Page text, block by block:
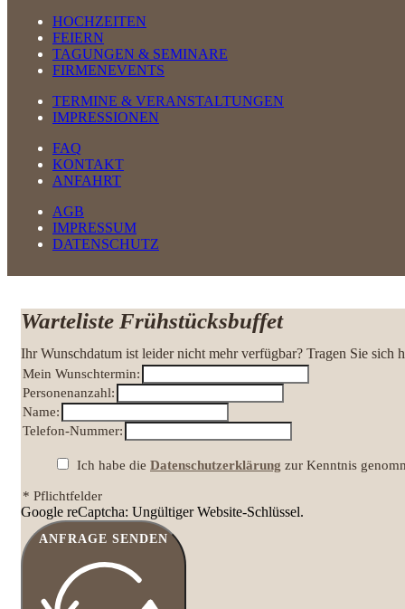
HOCHZEITEN
FEIERN
TAGUNGEN & SEMINARE
FIRMENEVENTS
TERMINE & VERANSTALTUNGEN
IMPRESSIONEN
FAQ
KONTAKT
ANFAHRT
AGB
IMPRESSUM
DATENSCHUTZ
Warteliste Frühstücksbuffet
Ihr Wunschdatum ist leider nicht mehr verfügbar? Tragen Sie sich
Mein Wunschtermin:
Personenanzahl:
Name:
Telefon-Nummer:
Ich habe die Datenschutzerklärung zur Kenntnis
* Pflichtfelder
Google reCaptcha: Ungültiger Website-Schlüssel.
ANFRAGE SENDEN